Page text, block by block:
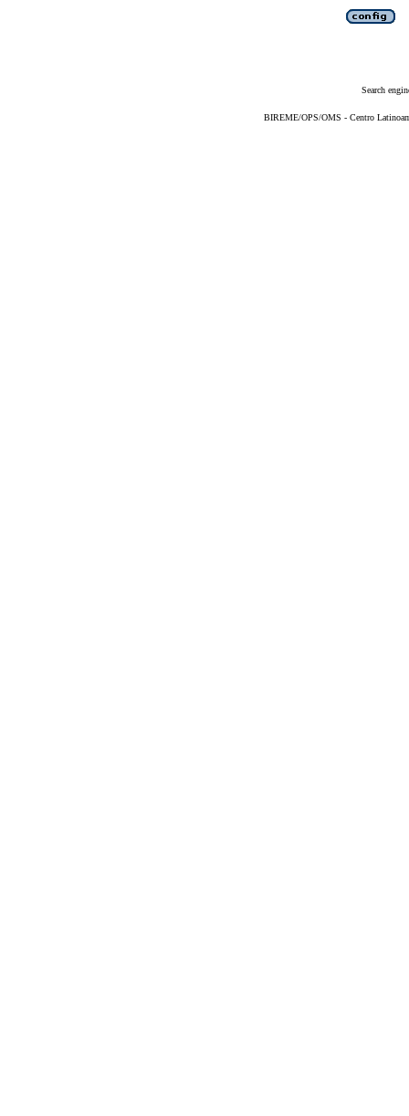
Search
BIREME/OPS/OMS - Centro